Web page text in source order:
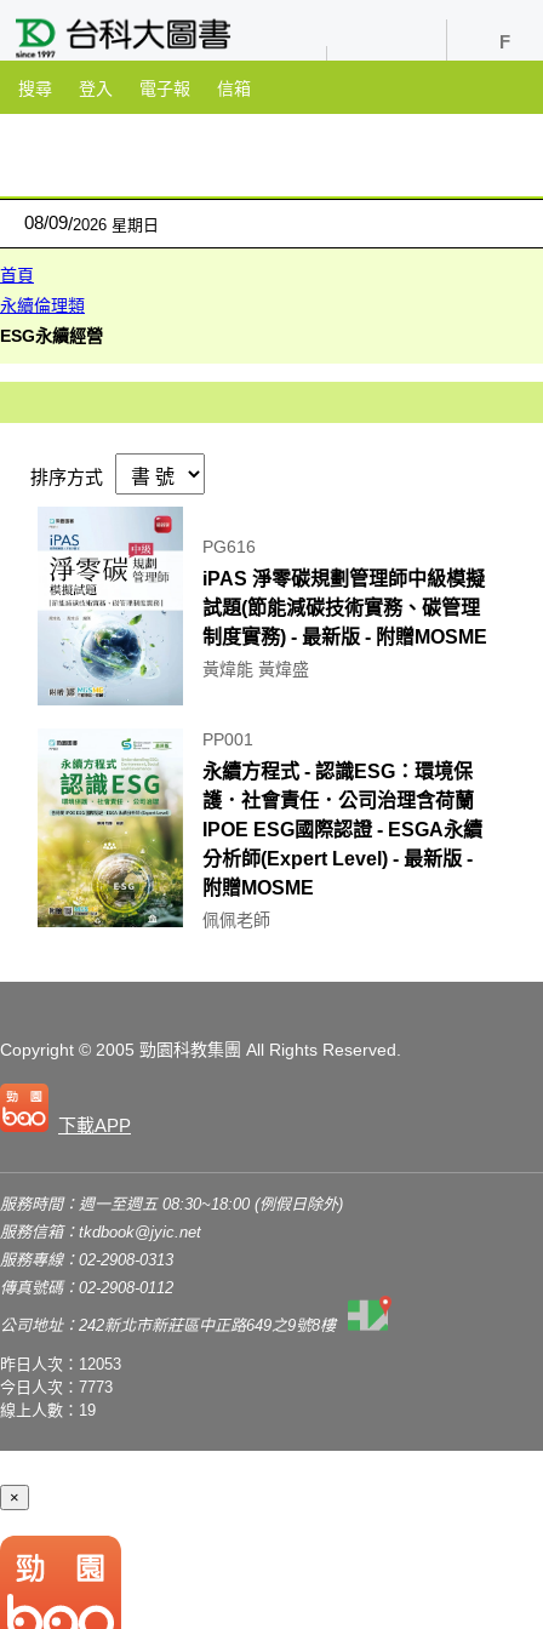
搜尋 登入 電子報 信箱
08/09 2026 星期日
首頁
永續倫理類
ESG永續經營
排序方式
PG616
iPAS 淨零碳規劃管理師中級模擬
試題(節能減碳技術實務、碳管理
制度實務) - 最新版 - 附贈MOSME
黃煒能 黃煒盛
PP001
永續方程式 - 認識ESG：環境保
護．社會責任．公司治理含荷蘭
IPOE ESG國際認證 - ESGA永續
分析師(Expert Level) - 最新版 -
附贈MOSME
佩佩老師
Copyright © 2005 勁園科教集團 All Rights Reserved.
下載APP
服務時間：週一至週五 08:30~18:00 (例假日除外)
服務信箱： tkdbook@jyic.net
服務專線：02-2908-0313
傳真號碼：02-2908-0112
公司地址：242新北市新莊區中正路649之9號8樓
昨日人次：12053
今日人次：7773
線上人數：19
×